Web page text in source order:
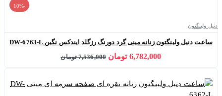
-10%
دنیل ولینگتون
ساعت دنیل ولینگتون زنانه مینی گرد دورنگ رزگلد ایندکس نگین DW-6763-L
6,782,000 تومان 7,536,000 تومان